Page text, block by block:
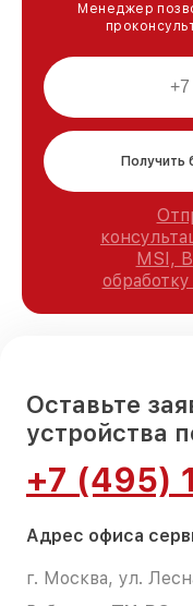
Менеджер
Получить
MSI,
Оставьте
устройства
+7 (495)
Адрес офиса
г. Москва, ул.